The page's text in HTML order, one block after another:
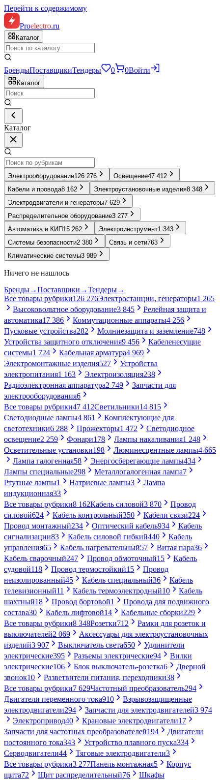
Перейти к содержимому
Proelectro.ru
Каталог
БрендыПоставщикиТендеры 0 0Войти
Каталог
Каталог
Электрооборудование126 276 Освещение47 412
Кабели и провода8 162 Электроустановочные изделия8 348
Электродвигатели и генераторы7 629
Распределительное оборудование3 277
Автоматика и КИП 15 262 Электроинструмент1 343
Системы безопасности2 380 Связь и сети763
Климатические системы3 989
Ничего не нашлось
Бренды→Поставщики →Тендеры→
Все товары рубрики126 276Электростанции, генераторы1 265
Высоковольтное оборудование3 845
Релейная защита и
автоматика17 386 Коммутационные аппараты4 256
Пусковые устройства282 Молниезащита и заземление748
Устройства защитного отключения9 456
Кабеленесущие
системы1 724 Кабельная арматура4 969
Электромонтажные изделия527
Устройства
электропитания1 163 Электроизоляция238
Радиоэлектронная аппаратура2 749
Запчасти для
электрооборудования6
Все товары рубрики47 412Светильники14 815
Светодиодные лампы4 861
Комплектующие для
светотехники6 288 Прожекторы1 472
Светодиодное
освещение2 259 Фонари178 Лампы накаливания1 248
Осветительные установки198 Люминесцентные лампы4 665
Лампа галогенная58 Энергосберегающие лампы434
Лампы специальные298 Металлогалогенная лампа7
Ртутные лампы1 Натриевые лампы3
Лампа
индукционная33
Все товары рубрики8 162Кабель силовой3 870
Провод
силовой624 Кабель контрольный350 Кабели связи224
Провод монтажный234 Оптический кабель934
Кабель
сигнализации83 Кабель силовой гибкий440
Кабель
управления65 Кабель нагревательный57 Витая пара36
Кабель сварочный247 Провод обмоточный15
Кабель
судовой118 Провод термостойкий15
Провод
неизолированный45 Кабель специальный36
Кабель
телевизионный11 Кабель термоэлектродный10
Кабель
шахтный18 Провод бортовой1
Провода для подвижного
состава30 Кабель лифтовой14 Кабельные сборки229
Все товары рубрики8 348Розетки712
Рамки для розеток и
выключателей2 069
Аксессуары для электроустановочных
изделий3 907 Выключатель света650
Удлинители
электрические395 Разъемы электрические94
Вилки
электрические106 Блок выключатель-розетка6
Дверной
звонок10 Разветвители питания, переходники38
Все товары рубрики7 629Частотный преобразователь294
Двигатели переменного тока910
Взрывозащищенные
электродвигатели294 Запчасти для электродвигателей3 974
Электропривод40 Крановые электродвигатели17
Запчасти для частотных преобразователей194
Двигатели
постоянного тока343 Устройство плавного пуска334
Серводвигатели44 Тяговые электродвигатели3
Все товары рубрики3 277Панель монтажная5
Корпус
щита72 Щит распределительный76
Шкафы